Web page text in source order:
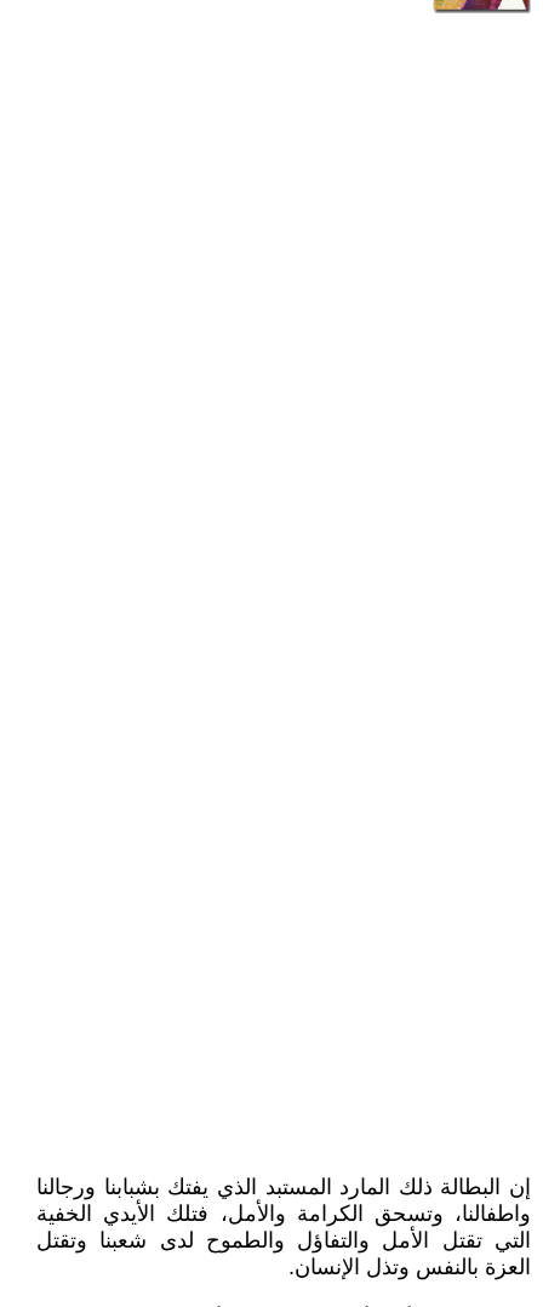
إن البطالة ذلك المارد المستبد الذي يفتك بشبابنا ورجالنا
واطفالنا، وتسحق الكرامة والأمل، فتلك الأيدي الخفية
التي تقتل الأمل والتفاؤل والطموح لدى شعبنا وتقتل
العزة بالنفس وتذل الإنسان.